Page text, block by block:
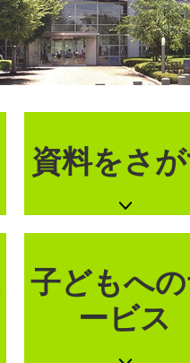
資料をさ
子どもへ
ービス